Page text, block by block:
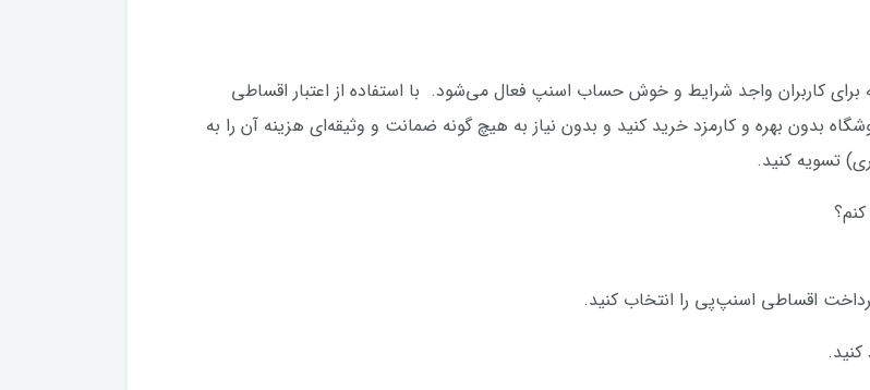
کاربران واجد شرایط و خوش حساب اسنپ فعال می‌شود. با استفاده از اعتبار اقساطی
بدون بهره و کارمزد خرید کنید و بدون نیاز به هیچ گونه ضمانت و وثیقه‌ای هزینه آن را به
تسویه کنید.